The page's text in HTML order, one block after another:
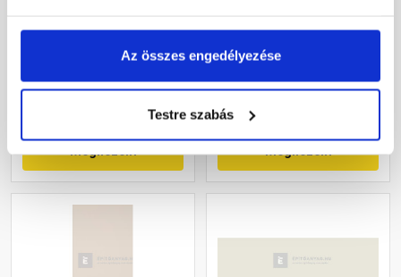
Az összes engedélyezése
Testre szabás
18 590 Ft/ m2